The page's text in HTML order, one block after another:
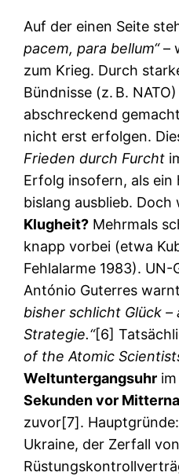
Auf der einen Seite
pacem, para bellum“–
zum Krieg. Durch
Bündnisse (z. B.
abschreckend
nicht erst erfolgen.
Frieden durch Furcht
Erfolg insofern, als ein
bislang ausblieb. Doch
Klugheit? Mehrmals
knapp vorbei (etwa
Fehlalarme 1983). UN-
António Guterres
bisher schlicht Glück –
Strategie.“[6]
of the Atomic
Weltuntergangsuhr
Sekunden vor
zuvor[7].
Ukraine, der Zerfall von